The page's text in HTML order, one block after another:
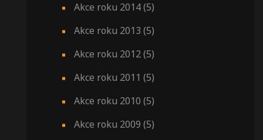
Akce roku 2014(5)
Akce roku 2013 (5)
Akce roku 2012(5)
Akce roku 2011 (5)
Akce roku 2010 (5)
Akce roku 2009 (5)